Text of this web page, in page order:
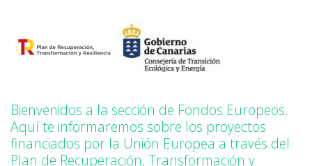
Bienvenidos a la sección de Fondos Europeos.
Aquí te informaremos sobre los proyectos
financiados por la Unión Europea a través del
Plan de Recuperación, Transformación y